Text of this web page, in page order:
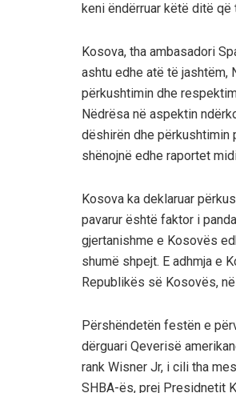
keni ëndërruar këtë ditë
Kosova, tha ambasadori
ashtu edhe atë të jashtëm,
përkushtimin dhe
Nëdrësa në aspektin
dëshirën dhe
shënojnë edhe raportet
Kosova ka deklaruar
pavarur është faktor i
gjertanishme e Kosovës
shumë shpejt. E adhmja e
Republikës së Kosovës,
Përshëndetën festën e
dërguari Qeverisë
rank Wisner Jr, i cili tha
SHBA-ës, prej Presidnetit